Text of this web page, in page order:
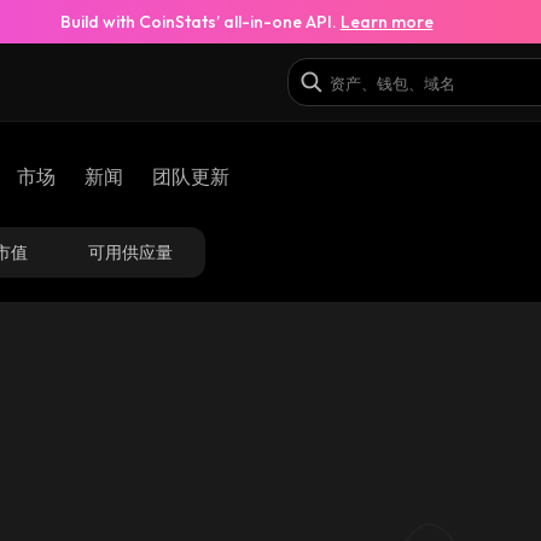
Build with CoinStats’ all-in-one API. Learn more
市场 新闻 团队更新
值 可用供应量